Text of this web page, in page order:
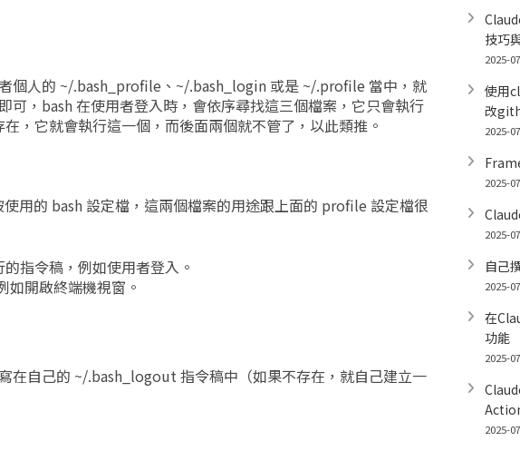
個人的 ~/.bash_profile、~/.bash_login 或是 ~/.profile 當中，就
，bash 在使用者登入時，會依序尋找這三個檔案，它只會執行
，它就會執行這一個，而後面兩個就不管了，以此類推。
用的 bash 設定檔，這兩個檔案的用途跟上面的 profile 設定檔很
指令稿，例如使用者登入。
如開啟終端機視窗。
在自己的 ~/.bash_logout 指令稿中（如果不存在，就自己建立一
技巧
2025-
使用
改
2025-
2025-
2025-
自己
2025-
在
功能
2025-
2025-